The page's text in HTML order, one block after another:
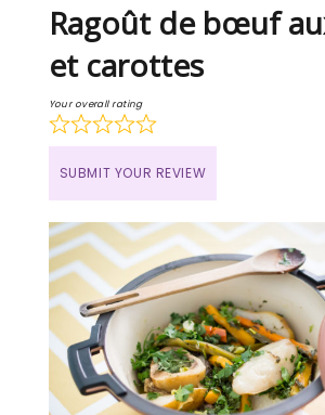
Ragoût de bœuf
et carottes
Your overall rating
SUBMIT YOUR REVIEW